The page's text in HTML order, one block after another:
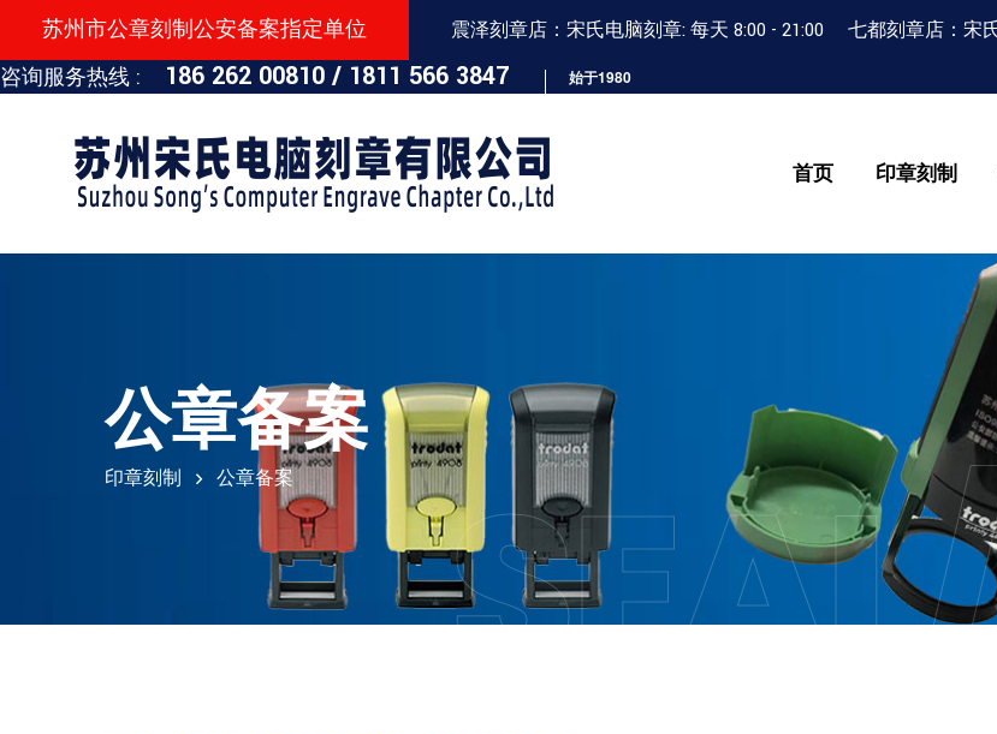
苏州市公章刻制公安备案指定单位 震泽刻章店：宋氏电脑刻章: 每天 8:00 - 21:00 七都刻章店：宋
咨询服务热线 : 186 262 00810 / 1811 566 3847 始于1980
首页 印章刻制
公章备案
印章刻制 公章备案